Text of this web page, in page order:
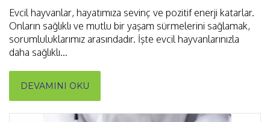
Evcil hayvanlar, hayatımıza sevinç ve pozitif enerji katarlar.
Onların sağlıklı ve mutlu bir yaşam sürmelerini sağlamak,
sorumluluklarımız arasındadır. İşte evcil hayvanlarınızla
daha sağlıklı...
DEVAMINI OKU